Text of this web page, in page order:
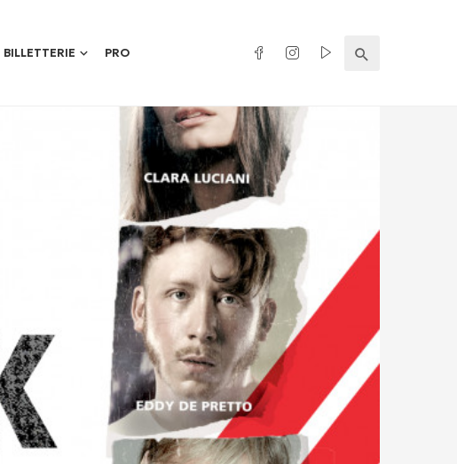
BILLETTERIE PRO